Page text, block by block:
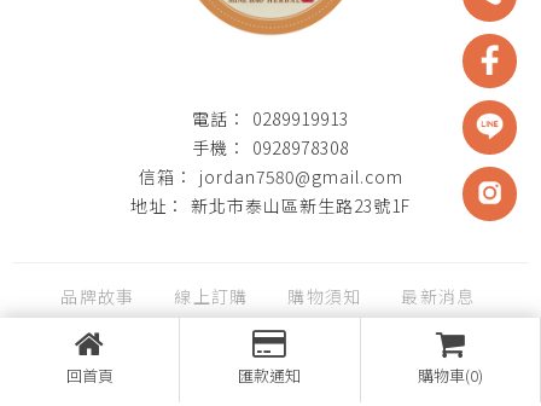
回首頁 匯款通知 購物車(0)
0289919913
0928978308
jordan7580@gmail.com
新北市泰山區新生路23號1F
品牌故事 線上訂購 購物須知
最新消息
聯絡我們
台北乾貨批發 台北中藥材批發 台北辛香料批發
中藥食材批發